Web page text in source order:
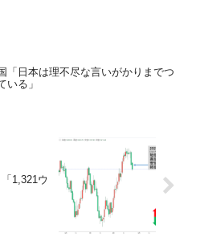
「日本は理不尽な言いがかりまでつ
いる」
1,321ウ